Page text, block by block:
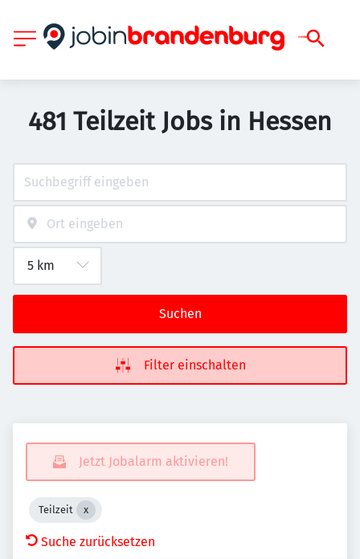
481 Teilzeit Jobs in Hessen
Suchen
Filter einschalten
Jetzt Jobalarm aktivieren!
Teilzeit
Suche zurücksetzen